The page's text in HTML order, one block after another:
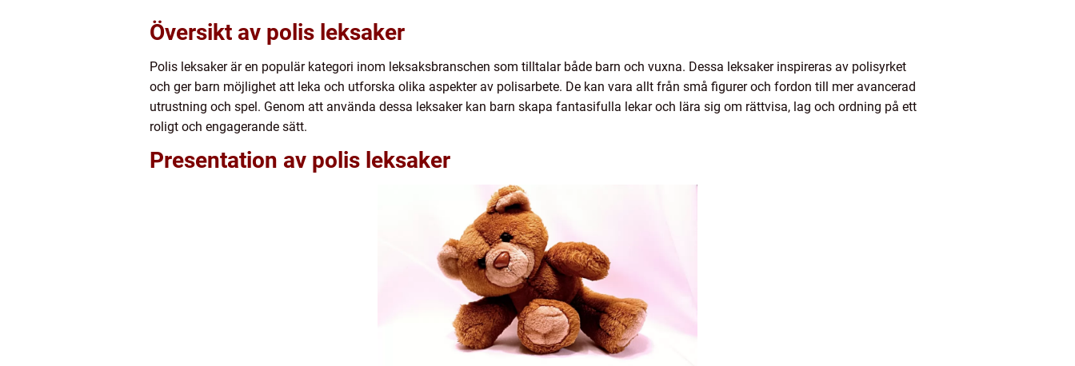
Översikt av polis leksaker
Polis leksaker är en populär kategori inom leksaksbranschen som tilltalar både barn och vuxna. Dessa leksaker inspireras av polisyrket
och ger barn möjlighet att leka och utforska olika aspekter av polisarbete. De kan vara allt från små figurer och fordon till mer avancerad
utrustning och spel. Genom att använda dessa leksaker kan barn skapa fantasifulla lekar och lära sig om rättvisa, lag och ordning på ett
roligt och engagerande sätt.
Presentation av polis leksaker